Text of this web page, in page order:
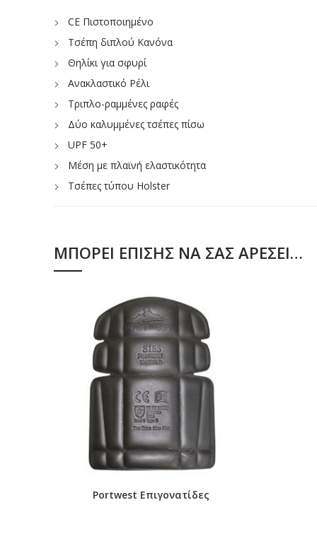
CE Πιστοποιημένο
Τσέπη διπλού Κανόνα
Θηλίκι για σφυρί
Ανακλαστικό Ρέλι
Τριπλο-ραμμένες ραφές
Δύο καλυμμένες τσέπες πίσω
UPF 50+
Μέση με πλαϊνή ελαστικότητα
Τσέπες τύπου Holster
Τσέπη για Smart phone
Κρίκος D
Συμμορφώνεται με το RIS 3279-TOM για τη
Τσέπη cargo στο πλάι του ποδιού
Πολυεστέρας/βαμβάκι Texpel ύφασμα
Ρυθμιζόμενο μήκος ποδιού
HiVisTex Pro ανακλαστική ταινία
Ενισχυμένα πάνελ
Συμπεριλαμβάνεται δωρεάν ζεύγος επιγονατίδων με
TEXPEL Max – Λάδι-Στίγματα-Πιτσιλιές
Αναγνωρισμένος Κοινοτικός Σχεδιασμός
Κρυπτογραφημένη κάτοχος αναγνωριστικού στην
ΜΠΟΡΕΊ ΕΠΊΣΗΣ ΝΑ ΣΑΣ ΑΡΈΣΕΙ…
Portwest Επιγονατίδες